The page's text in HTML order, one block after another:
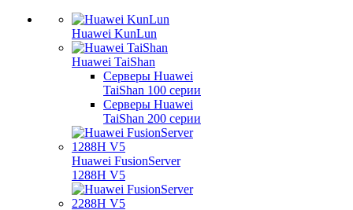
Huawei KunLun
Huawei TaiShan
Серверы Huawei
TaiShan 100 серии
Серверы Huawei
TaiShan 200 серии
Huawei FusionServer
1288H V5